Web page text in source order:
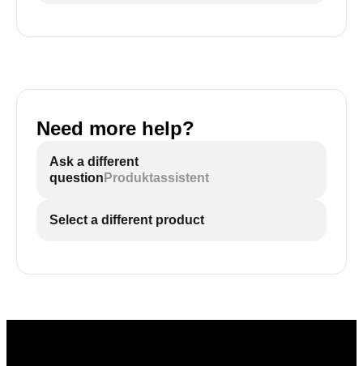
Need more help?
Ask a different
question Produktassistent
Select a different product